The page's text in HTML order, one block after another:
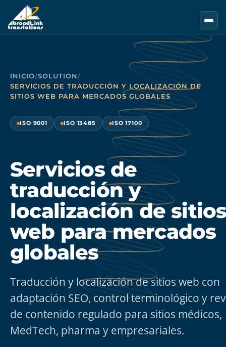
Saltar al contenido principal
INICIO/SOLUTION/
SERVICIOS DE TRADUCCIÓN Y LOCALIZACIÓN DE
SITIOS WEB PARA MERCADOS GLOBALES
ISO 9001 ISO 13485 ISO 17100
Servicios de
traducción y
localización de
web para mercados
globales
Traducción y localización de sitios web con
adaptación SEO, control terminológico y
de contenido regulado para sitios médicos,
MedTech, pharma y empresariales.